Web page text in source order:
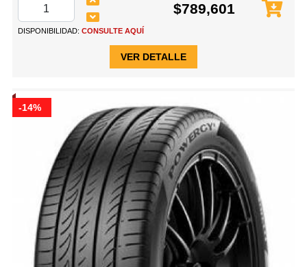
$789,601
DISPONIBILIDAD: CONSULTE AQUÍ
VER DETALLE
-14%